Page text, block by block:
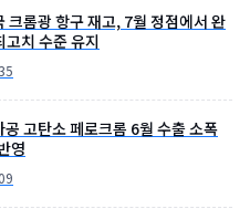
크롬광 항구 재고, 7월 정점에서 완
고치 수준 유지
고탄소 페로크롬 6월 수출 소폭
영